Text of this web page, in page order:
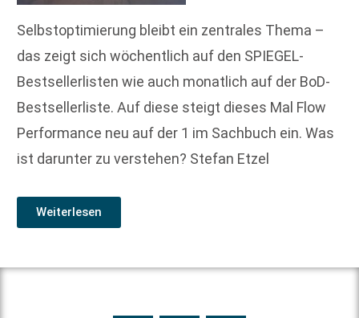
Selbstoptimierung bleibt ein zentrales Thema –
das zeigt sich wöchentlich auf den SPIEGEL-
Bestsellerlisten wie auch monatlich auf der BoD-
Bestsellerliste. Auf diese steigt dieses Mal Flow
Performance neu auf der 1 im Sachbuch ein. Was
ist darunter zu verstehen? Stefan Etzel
Weiterlesen